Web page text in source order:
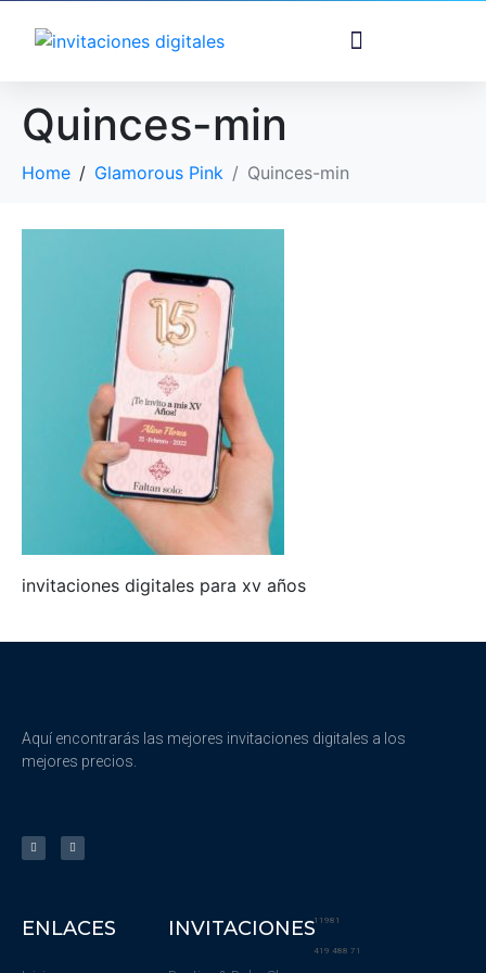
Quinces-min
Home Glamorous Pink Quinces-min
invitaciones digitales para xv años
Aquí encontrarás las mejores invitaciones digitales a los
mejores precios.
ENLACES INVITACIONES11981
419 488 71